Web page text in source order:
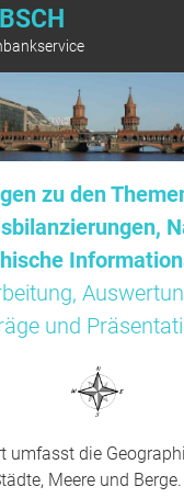
zu den
und
umfasst die
Meere und